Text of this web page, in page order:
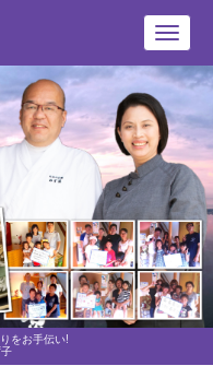
をお手伝い!